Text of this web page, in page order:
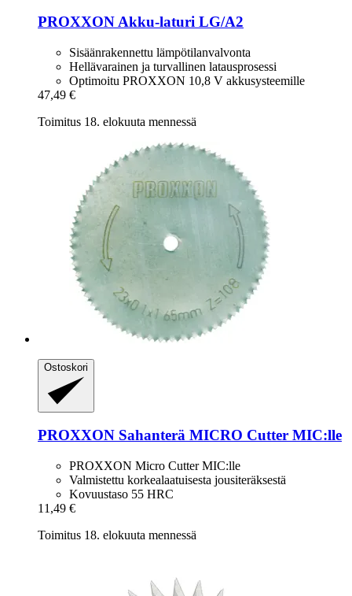
PROXXON Akku-​laturi LG/A2
Sisäänrakennettu lämpötilanvalvonta
Hellävarainen ja turvallinen latausprosessi
Optimoitu PROXXON 10,8 V akkusysteemille
47,49 €
Toimitus 18. elokuuta mennessä
Ostoskori
PROXXON Sahanterä MICRO Cutter MIC:lle
PROXXON Micro Cutter MIC:lle
Valmistettu korkealaatuisesta jousiteräksestä
Kovuustaso 55 HRC
11,49 €
Toimitus 18. elokuuta mennessä